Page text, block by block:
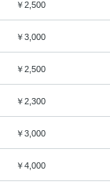
￥2,500
￥3,000
￥2,500
￥2,300
￥3,000
￥4,000